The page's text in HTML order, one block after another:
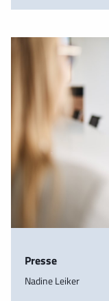
Presse
Nadine Leiker